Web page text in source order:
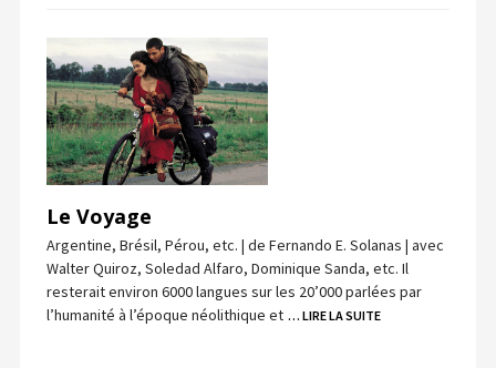
Le Voyage
Argentine, Brésil, Pérou, etc. | de Fernando E. Solanas | avec
Walter Quiroz, Soledad Alfaro, Dominique Sanda, etc. Il
resterait environ 6000 langues sur les 20’000 parlées par
l’humanité à l’époque néolithique et … LIRE LA SUITE